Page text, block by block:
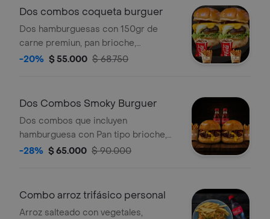
Dos combos coqueta burguer
Dos hamburguesas con 150gr de
carne premiun, pan brioche,
vegetales frescos, queso costeño,
pimentones ahumados con 2
gaseosas coca cola 250ml y papas a
la francesa.
-20% $ 55.000 $ 68.750
Dos Combos Smoky Burguer
Dos combos que incluyen
hamburguesa con Pan tipo brioche,
Mayo siracha, Carne premium, Queso
Acompañado de porción de papas y
coca cola 250ml cada uno.
-28% $ 65.000 $ 90.000
Combo arroz trifásico personal
Arroz salteado con vegetales,